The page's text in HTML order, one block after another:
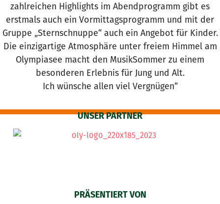
zahlreichen Highlights im Abendprogramm gibt es
erstmals auch ein Vormittagsprogramm und mit der
Gruppe „Sternschnuppe“ auch ein Angebot für Kinder.
Die einzigartige Atmosphäre unter freiem Himmel am
Olympiasee macht den MusikSommer zu einem
besonderen Erlebnis für Jung und Alt.
Ich wünsche allen viel Vergnügen“
UNSER PARTNER
PRÄSENTIERT VON